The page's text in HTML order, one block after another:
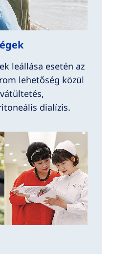
leállása esetén az
lehetőség közül
dialízis.